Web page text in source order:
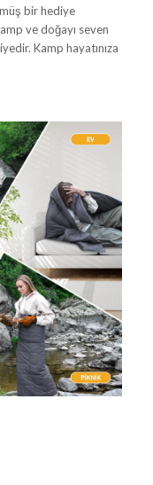
bir hediye
ve doğayı seven
Kamp hayatınıza